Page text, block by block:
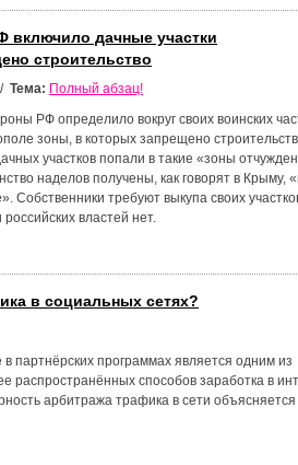
дачные участки
строительство
/ Тема: Полный абзац!
РФ определило вокруг своих воинских
зоны, в которых запрещено
участков попали в такие «зоны
наделов получены, как говорят в Крыму,
Собственники требуют выкупа своих
российских властей нет.
в социальных сетях?
в партнёрских программах является одним из
распространённых способов заработка в
арбитража трафика в сети объясняется